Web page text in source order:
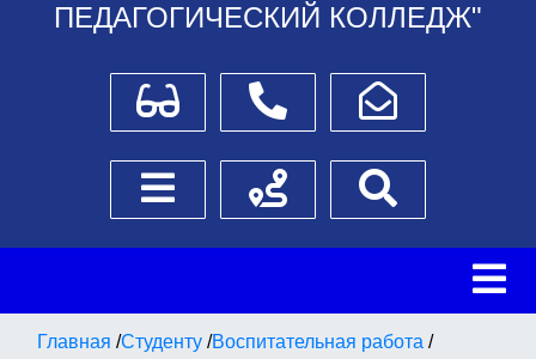
ПЕДАГОГИЧЕСКИЙ КОЛЛЕДЖ"
Для слабовидящихТелефоныНаписать обращение
Боковое менюСхема проезда
Главная /Студенту /Воспитательная работа /